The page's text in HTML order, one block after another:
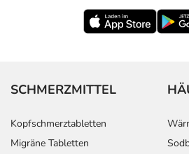
SCHMERZMITTEL
Kopfschmerztabletten
Migräne Tabletten